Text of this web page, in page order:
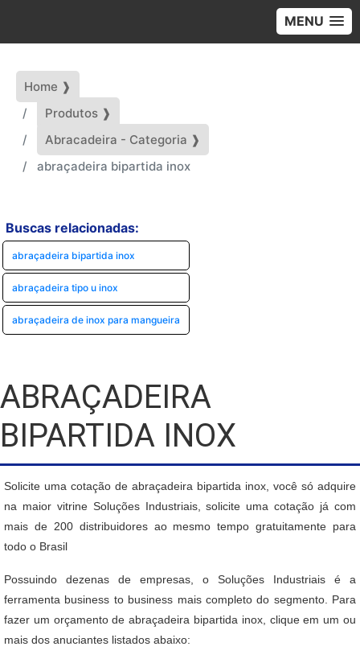
MENU
Home ❱
Produtos ❱
Abracadeira - Categoria ❱
abraçadeira bipartida inox
Buscas relacionadas:
abraçadeira bipartida inox
abraçadeira tipo u inox
abraçadeira de inox para mangueira
ABRAÇADEIRA
BIPARTIDA INOX
Solicite uma cotação de abraçadeira bipartida inox, você só adquire
na maior vitrine Soluções Industriais, solicite uma cotação já com
mais de 200 distribuidores ao mesmo tempo gratuitamente para
todo o Brasil
Possuindo dezenas de empresas, o Soluções Industriais é a
ferramenta business to business mais completo do segmento. Para
fazer um orçamento de abraçadeira bipartida inox, clique em um ou
mais dos anuciantes listados abaixo: